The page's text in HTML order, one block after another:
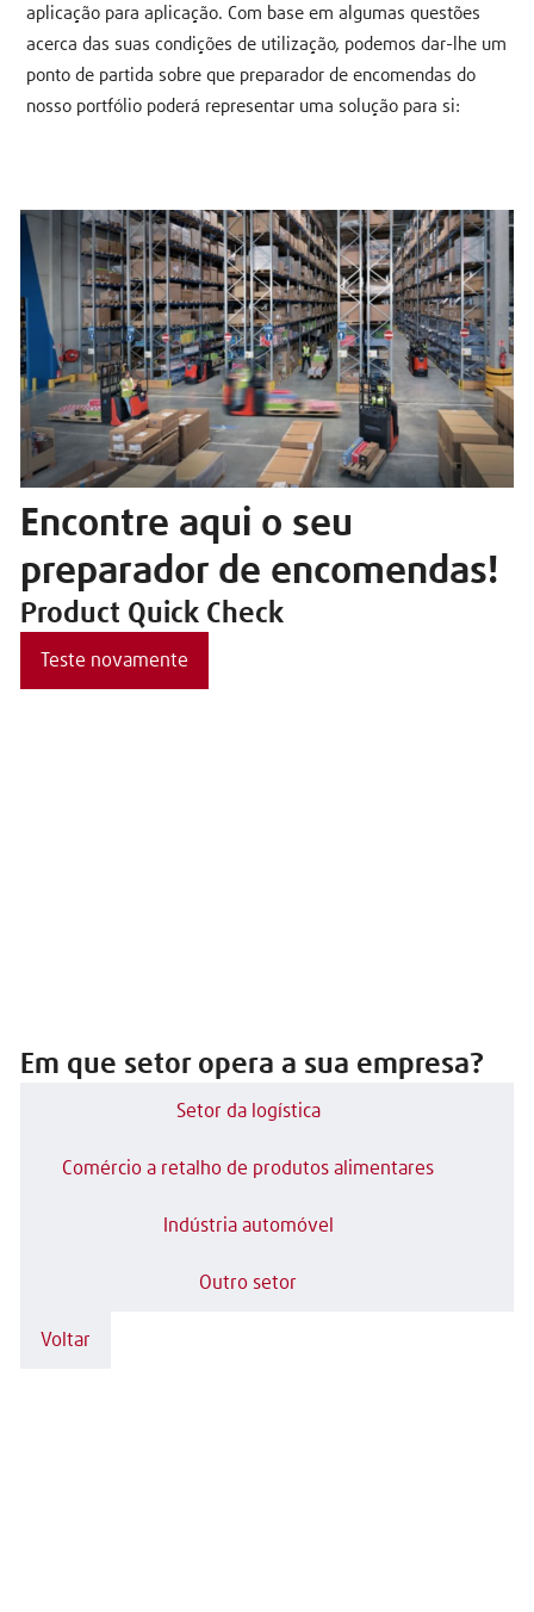
aplicação para aplicação. Com base em algumas questões
acerca das suas condições de utilização, podemos dar-lhe um
ponto de partida sobre que preparador de encomendas do
nosso portfólio poderá representar uma solução para si:
Encontre aqui o seu
preparador de encomendas!
Product Quick Check
Teste novamente
Em que setor opera a sua empresa?
Setor da logística
Comércio a retalho de produtos alimentares
Indústria automóvel
Outro setor
Voltar